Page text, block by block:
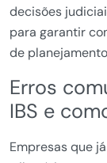
decisões
para garantir
de
Erros
IBS e
Empresas que